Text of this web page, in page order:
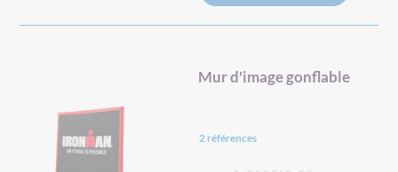
Mur d'image gonflable
2 références